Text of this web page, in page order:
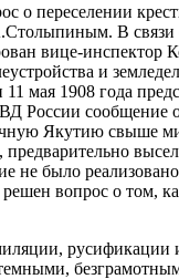
о переселении
В связи
вице-инспектор
и
мая 1908 года
России сообщение
Якутию свыше
предварительно
не было
вопрос о том,
русификации
темными,